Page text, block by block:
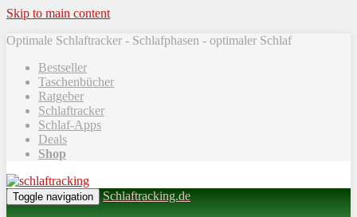
Skip to main content
Optimale Schlaftracker - Schlafphasen - optimaler Schlaf
Bestseller
Taschenbücher
Ratgeber
Schlaftracker
Schlaf-Apps
Deals
Shop
Toggle navigation Schlaftracking.de